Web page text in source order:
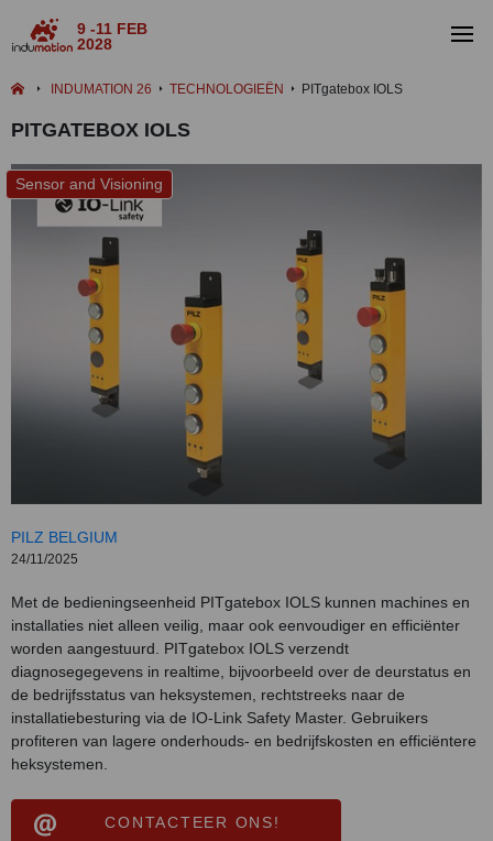
9 -11 FEB
2028
INDUMATION 26 TECHNOLOGIEËN PITgatebox IOLS
PITGATEBOX IOLS
Sensor and Visioning
PILZ BELGIUM
24/11/2025
Met de bedieningseenheid PITgatebox IOLS kunnen machines en
installaties niet alleen veilig, maar ook eenvoudiger en efficiënter
worden aangestuurd. PITgatebox IOLS verzendt
diagnosegegevens in realtime, bijvoorbeeld over de deurstatus en
de bedrijfsstatus van heksystemen, rechtstreeks naar de
installatiebesturing via de IO-Link Safety Master. Gebruikers
profiteren van lagere onderhouds- en bedrijfskosten en efficiëntere
heksystemen.
CONTACTEER ONS!